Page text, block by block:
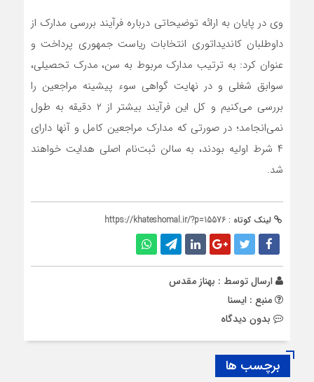
وی در پایان به ارائه توضیحاتی درباره فرآیند بررسی مدارک از
داوطلبان کاندیداتوری انتخابات ریاست جمهوری پرداخت و
عنوان کرد: به ترتیب مدارک مربوط به سن، مدرک تحصیلی،
سوابق شغلی و در نهایت گواهی سوء پیشینه مراجعین را
بررسی می‌کنیم و کل این فرآیند بیشتر از ۲ دقیقه به طول
نمی‌انجامد؛ در صورتی که مدارک مراجعین کامل و آنها دارای
۴ شرط اولیه بودند، به سالن ثبت‌نام اصلی هدایت خواهند
شد.
لینک کوتاه : https://khateshomal.ir/?p=15576
ارسال توسط : بهناز مقدس
منبع : ایسنا
بدون دیدگاه
برچسب ها